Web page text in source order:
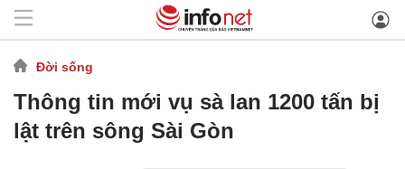
Đời sống
Thông tin mới vụ sà lan 1200 tấn bị
lật trên sông Sài Gòn